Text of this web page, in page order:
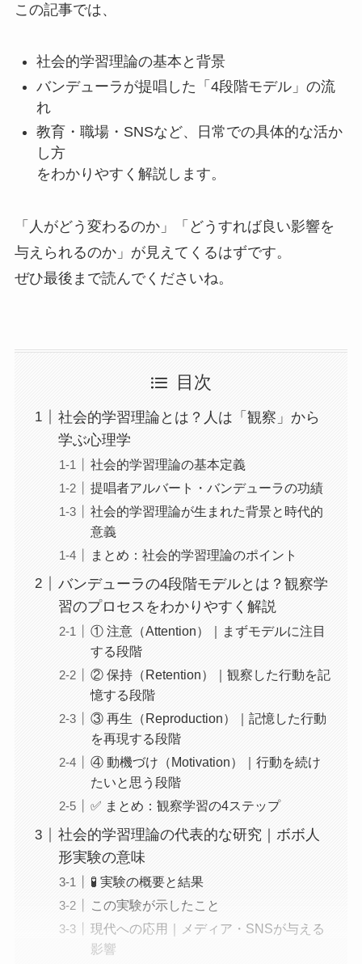
この記事では、
社会的学習理論の基本と背景
バンデューラが提唱した「4段階モデル」の流
れ
教育・職場・SNSなど、日常での具体的な活か
し方
をわかりやすく解説します。
「人がどう変わるのか」「どうすれば良い影響を
与えられるのか」が見えてくるはずです。
ぜひ最後まで読んでくださいね。
目次
社会的学習理論とは？人は「観察」から
学ぶ心理学
社会的学習理論の基本定義
提唱者アルバート・バンデューラの功績
社会的学習理論が生まれた背景と時代的
意義
まとめ：社会的学習理論のポイント
バンデューラの4段階モデルとは？観察学
習のプロセスをわかりやすく解説
① 注意（Attention）｜まずモデルに注目
する段階
② 保持（Retention）｜観察した行動を記
憶する段階
③ 再生（Reproduction）｜記憶した行動
を再現する段階
④ 動機づけ（Motivation）｜行動を続け
たいと思う段階
✅ まとめ：観察学習の4ステップ
社会的学習理論の代表的な研究｜ボボ人
形実験の意味
🧪 実験の概要と結果
この実験が示したこと
現代への応用｜メディア・SNSが与える
影響